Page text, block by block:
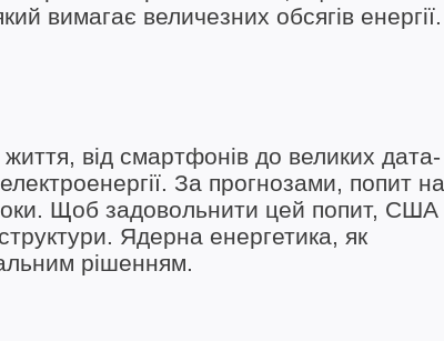
вимагає величезних обсягів енергії.
від смартфонів до великих дата-
За прогнозами, попит на
Щоб задовольнити цей попит, США
Ядерна енергетика, як
рішенням.